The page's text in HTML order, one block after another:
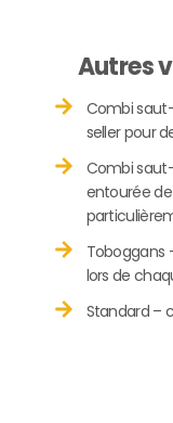
Autres
Combi
seller pour
Combi
entourée
Toboggans
lors de
Standard –